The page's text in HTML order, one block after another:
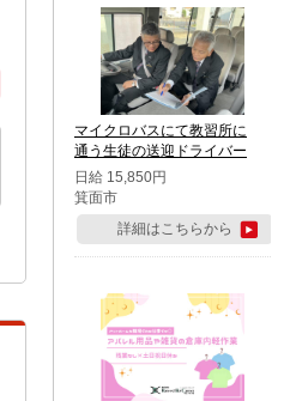
マイクロバスにて教習所に
通う生徒の送迎ドライバー
日給 15,850円
箕面市
詳細はこちらから